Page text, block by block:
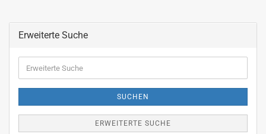
Erweiterte Suche
Suche
SUCHEN
ERWEITERTE SUCHE